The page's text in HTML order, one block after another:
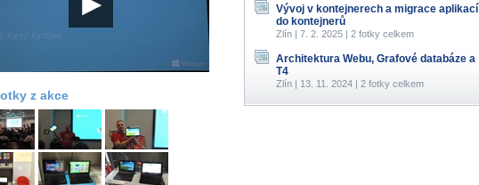
z akce
Vývoj v kontejnerech a migrace aplikací
do kontejnerů
Zlín | 7. 2. 2025 | 2 fotky celkem
Architektura Webu, Grafové databáze a
T4
Zlín | 13. 11. 2024 | 2 fotky celkem